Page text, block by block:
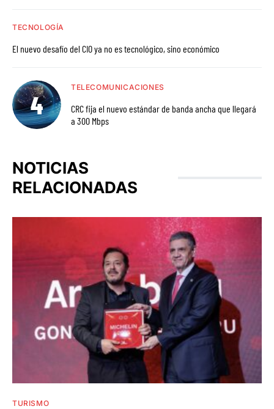
TECNOLOGÍA
El nuevo desafío del CIO ya no es tecnológico, sino económico
TELECOMUNICACIONES
CRC fija el nuevo estándar de banda ancha que llegará
a 300 Mbps
NOTICIAS
RELACIONADAS
TURISMO